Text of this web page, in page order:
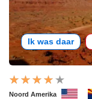
Ik was daar
Noord Amerika